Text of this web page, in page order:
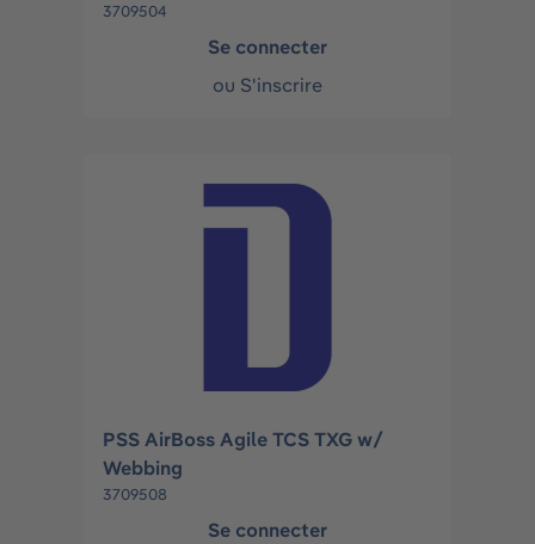
3709504
Se connecter
ou S'inscrire
PSS AirBoss Agile TCS TXG w/
Webbing
3709508
Se connecter